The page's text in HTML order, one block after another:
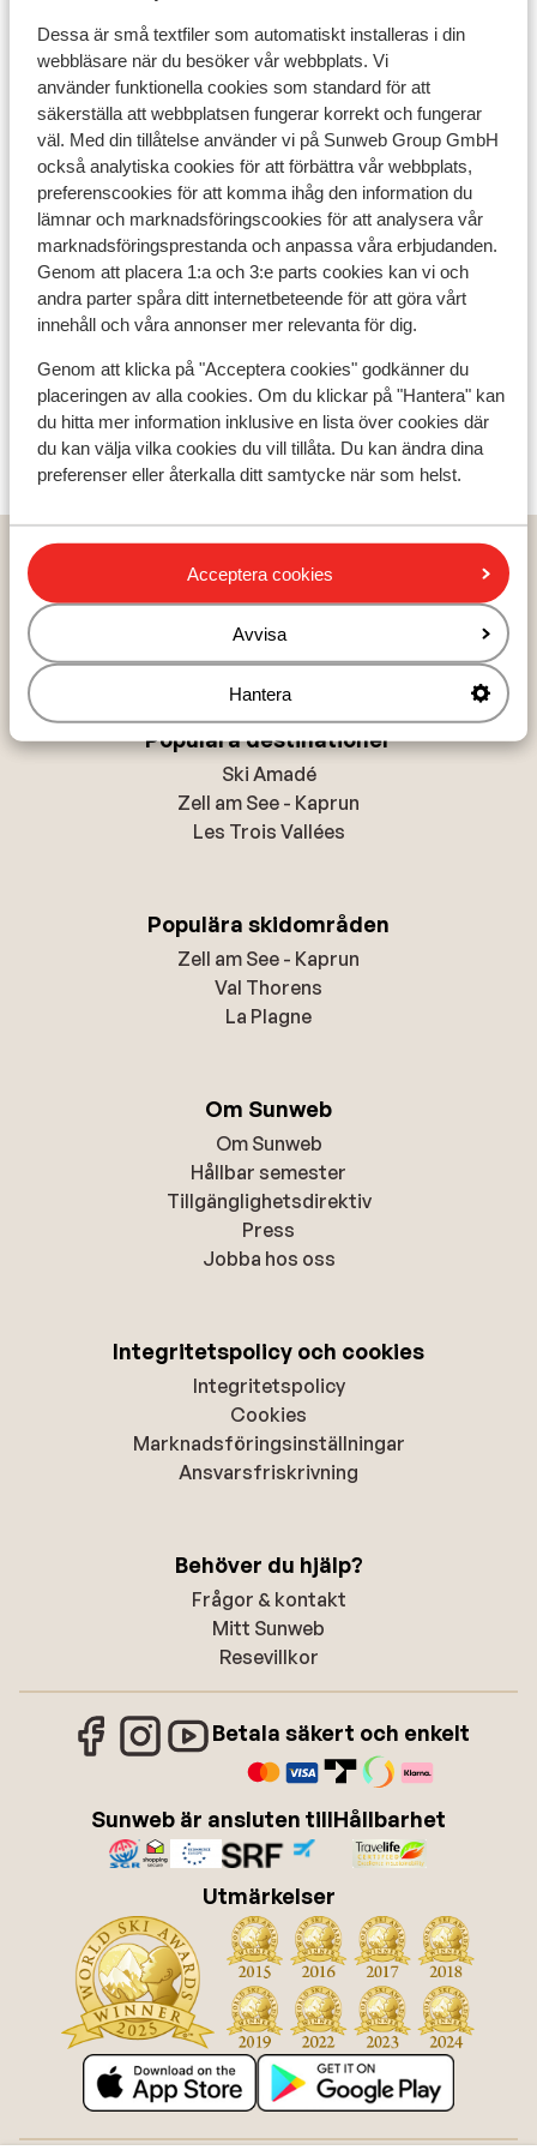
Dessa är små textfiler som automatiskt installeras i din
webbläsare när du besöker vår webbplats. Vi
använder funktionella cookies som standard för att
säkerställa att webbplatsen fungerar korrekt och fungerar
väl. Med din tillåtelse använder vi på Sunweb Group GmbH
också analytiska cookies för att förbättra vår webbplats,
preferenscookies för att komma ihåg den information du
lämnar och marknadsföringscookies för att analysera vår
marknadsföringsprestanda och anpassa våra erbjudanden.
Genom att placera 1:a och 3:e parts cookies kan vi och
andra parter spåra ditt internetbeteende för att göra vårt
innehåll och våra annonser mer relevanta för dig.
Genom att klicka på "Acceptera cookies" godkänner du
placeringen av alla cookies. Om du klickar på "Hantera" kan
du hitta mer information inklusive en lista över cookies där
du kan välja vilka cookies du vill tillåta. Du kan ändra dina
preferenser eller återkalla ditt samtycke när som helst.
Acceptera cookies
Avvisa
Hantera
Les Diablerets
Villars Sur Ollon
Österrike
Andorra
Populära destinationer
Ski Amadé
Zell am See - Kaprun
Les Trois Vallées
Populära skidområden
Zell am See - Kaprun
Val Thorens
La Plagne
Om Sunweb
Om Sunweb
Hållbar semester
Tillgänglighetsdirektiv
Press
Jobba hos oss
Integritetspolicy och cookies
Integritetspolicy
Cookies
Marknadsföringsinställningar
Ansvarsfriskrivning
Behöver du hjälp?
Frågor & kontakt
Mitt Sunweb
Resevillkor
Betala säkert och enkelt
Sunweb är ansluten tillHållbarhet
Utmärkelser